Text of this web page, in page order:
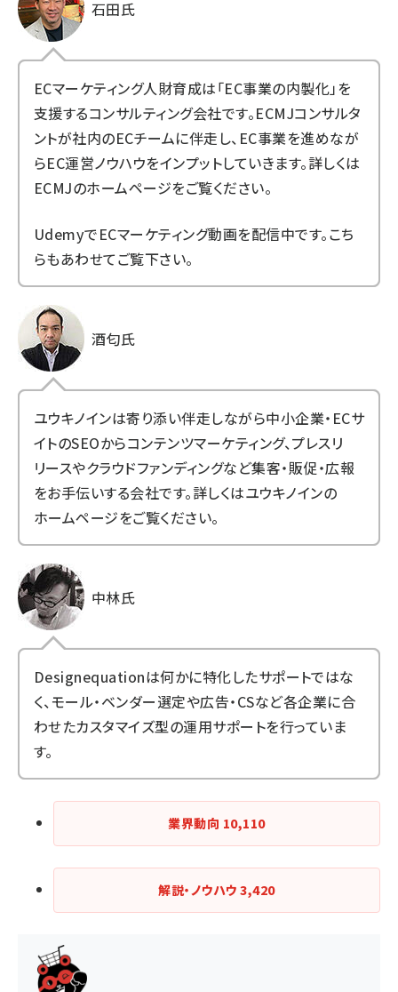
石田氏
ECマーケティング人財育成は「EC事業の内製化」を
支援するコンサルティング会社です。ECMJコンサルタ
ントが社内のECチームに伴走し、EC事業を進めなが
らEC運営ノウハウをインプットしていきます。詳しくは
ECMJのホームページをご覧ください。
UdemyでECマーケティング動画を配信中です。こち
らもあわせてご覧下さい。
酒匂氏
ユウキノインは寄り添い伴走しながら中小企業・ECサ
イトのSEOからコンテンツマーケティング、プレスリ
リースやクラウドファンディングなど集客・販促・広報
をお手伝いする会社です。詳しくはユウキノインの
ホームページをご覧ください。
中林氏
Designequationは何かに特化したサポートではな
く、モール・ベンダー選定や広告・CSなど各企業に合
わせたカスタマイズ型の運用サポートを行っていま
す。
業界動向 10,110
解説・ノウハウ3,420